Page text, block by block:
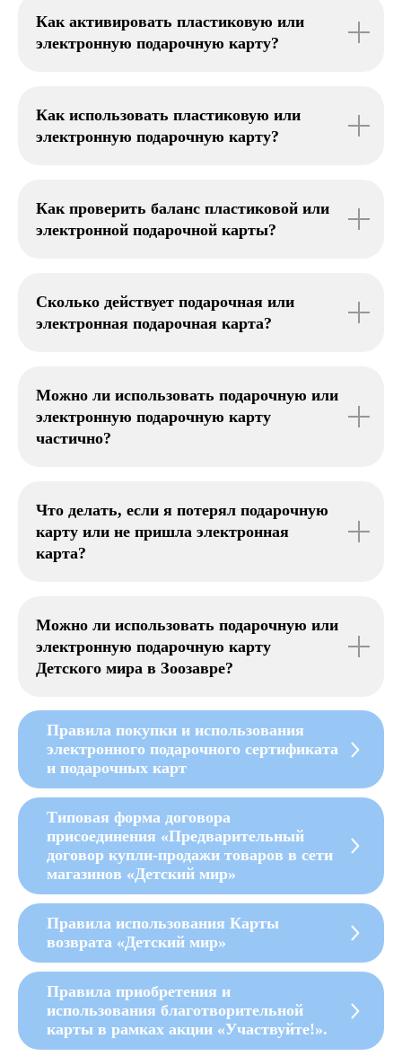
Как активировать пластиковую или
электронную подарочную карту?
Как использовать пластиковую или
электронную подарочную карту?
Как проверить баланс пластиковой или
электронной подарочной карты?
Сколько действует подарочная или
электронная подарочная карта?
Можно ли использовать подарочную или
электронную подарочную карту
частично?
Что делать, если я потерял подарочную
карту или не пришла электронная
карта?
Можно ли использовать подарочную или
электронную подарочную карту
Детского мира в Зоозавре?
Правила покупки и использования
электронного подарочного сертификата
и подарочных карт
Типовая форма договора
присоединения «Предварительный
договор купли-продажи товаров в сети
магазинов «Детский мир»
Правила использования Карты
возврата «Детский мир»
Правила приобретения и
использования благотворительной
карты в рамках акции «Участвуйте!».